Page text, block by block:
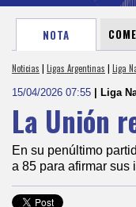
NOTA
Noticias | Ligas Argentinas | Liga
15/04/2026 07:55 | Liga
La Unión
En su penúltimo
a 85 para afirmar sus